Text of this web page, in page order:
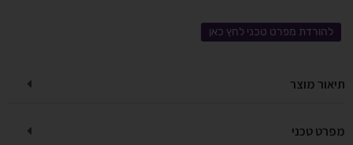
להורדת מפרט טכני לחץ כאן
תיאור מוצר
מפרט טכני